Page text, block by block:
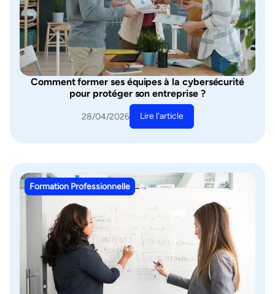
Comment former ses équipes à la cybersécurité
pour protéger son entreprise ?
28/04/2026 Lire l'article
Formation Professionnelle